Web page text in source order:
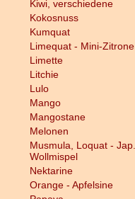
Kiwi, verschiedene
Kokosnuss
Kumquat
Limequat - Mini-Zitrone
Limette
Litchie
Lulo
Mango
Mangostane
Melonen
Musmula, Loquat - Jap.
Wollmispel
Nektarine
Orange - Apfelsine